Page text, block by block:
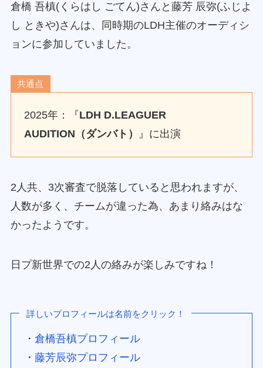
倉橋 吾槙(くらはし ごてん)さんと藤芳 辰弥(ふじよ
し ときや)さんは、同時期のLDH主催のオーディシ
ョンに参加していました。
共通点
2025年：『LDH D.LEAGUER
AUDITION（ダンバト） 』に出演
2人共、3次審査で脱落していると思われますが、
人数が多く、チームが違った為、あまり絡みはな
かったようです。
日プ新世界での2人の絡みが楽しみですね！
詳しいプロフィールは名前をクリック！
・倉橋吾槙プロフィール
・藤芳辰弥プロフィール